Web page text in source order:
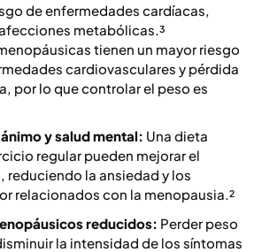
de enfermedades cardíacas,
metabólicas.³
tienen un mayor riesgo
cardiovasculares y pérdida
por lo que controlar el peso es
y salud mental: Una dieta
regular pueden mejorar el
reduciendo la ansiedad y los
relacionados con la menopausia.²
reducidos: Perder peso
la intensidad de los síntomas